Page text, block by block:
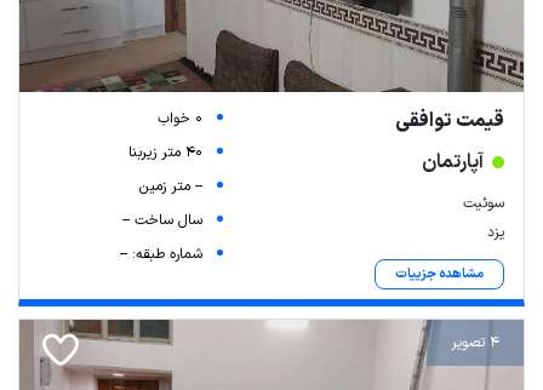
قیمت توافقی
آپارتمان
سوئیت
یزد
مشاهده جزییات
0 خواب
40 متر زیربنا
-- متر زمین
سال ساخت --
شماره طبقه: --
4 تصویر